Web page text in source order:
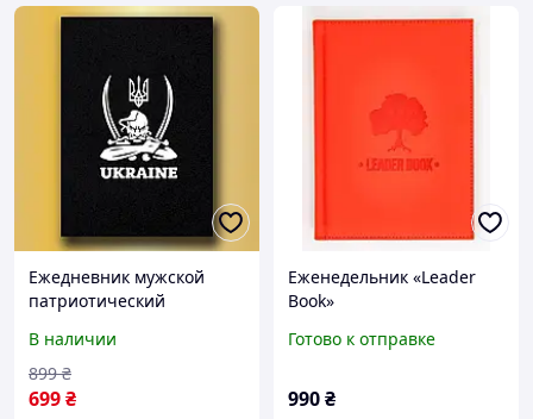
Ежедневник мужской
патриотический
недатированный,
деловой блокнот 154стр
/(S15)
В наличии
699₴
899 ₴
Еженедельник «Leader
Book»
Готово к отправке
990₴